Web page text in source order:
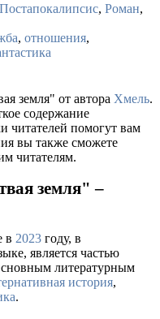
Постапокалипсис, Роман,
, отношения,
земля" от автора Хмель.
содержание
читателей помогут вам
вы также сможете
читателям.
земля" –
в 2023 году, в
является частью
литературным
история,
.